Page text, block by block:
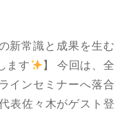
新常識と成果を生む
ます
】 今回は、全
インセミナーへ落合
表佐々木がゲスト登
月29日(木)16時00分～